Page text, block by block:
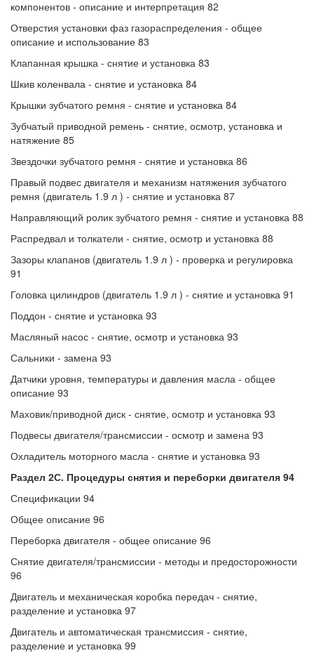
компонентов - описание и интерпретация 82
Отверстия установки фаз газораспределения - общее
описание и использование 83
Клапанная крышка - снятие и установка 83
Шкив коленвала - снятие и установка 84
Крышки зубчатого ремня - снятие и установка 84
Зубчатый приводной ремень - снятие, осмотр, установка и
натяжение 85
Звездочки зубчатого ремня - снятие и установка 86
Правый подвес двигателя и механизм натяжения зубчатого
ремня (двигатель 1.9 л ) - снятие и установка 87
Направляющий ролик зубчатого ремня - снятие и установка 88
Распредвал и толкатели - снятие, осмотр и установка 88
Зазоры клапанов (двигатель 1.9 л ) - проверка и регулировка
91
Головка цилиндров (двигатель 1.9 л ) - снятие и установка 91
Поддон - снятие и установка 93
Масляный насос - снятие, осмотр и установка 93
Сальники - замена 93
Датчики уровня, температуры и давления масла - общее
описание 93
Маховик/приводной диск - снятие, осмотр и установка 93
Подвесы двигателя/трансмиссии - осмотр и замена 93
Охладитель моторного масла - снятие и установка 93
Раздел 2С. Процедуры снятия и переборки двигателя 94
Спецификации 94
Общее описание 96
Переборка двигателя - общее описание 96
Снятие двигателя/трансмиссии - методы и предосторожности
96
Двигатель и механическая коробка передач - снятие,
разделение и установка 97
Двигатель и автоматическая трансмиссия - снятие,
разделение и установка 99